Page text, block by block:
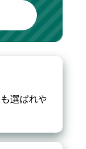
選ばれや